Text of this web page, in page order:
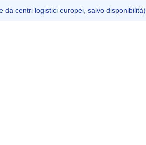
da centri logistici europei, salvo disponibilità).